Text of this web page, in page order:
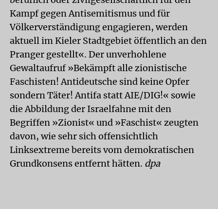
Kampf gegen Antisemitismus und für
Völkerverständigung engagieren, werden
aktuell im Kieler Stadtgebiet öffentlich an den
Pranger gestellt«. Der unverhohlene
Gewaltaufruf »Bekämpft alle zionistische
Faschisten! Antideutsche sind keine Opfer
sondern Täter! Antifa statt AIE/DIG!« sowie
die Abbildung der Israelfahne mit den
Begriffen »Zionist« und »Faschist« zeugten
davon, wie sehr sich offensichtlich
Linksextreme bereits vom demokratischen
Grundkonsens entfernt hätten. dpa